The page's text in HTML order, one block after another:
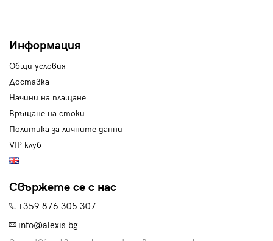
Информация
Общи условия
Доставка
Начини на плащане
Връщане на стоки
Политика за личните данни
VIP клуб
Свържете се с нас
+359 876 305 307
info@alexis.bg